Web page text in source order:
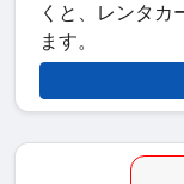
くと、レンタカ
ます。